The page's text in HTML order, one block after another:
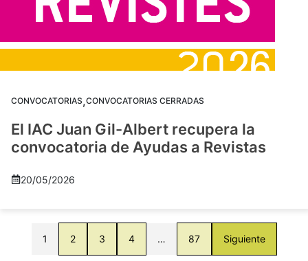
CONVOCATORIAS,CONVOCATORIAS CERRADAS
El IAC Juan Gil-Albert recupera la
convocatoria de Ayudas a Revistas
20/05/2026
1 2 3 4 … 87 Siguiente